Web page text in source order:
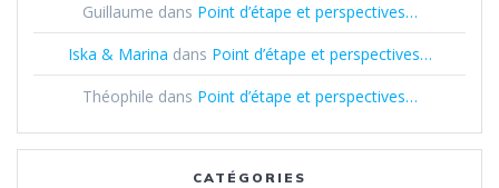
Guillaume dans Point d’étape et perspectives…
Iska & Marina dans Point d’étape et perspectives…
Théophile dans Point d’étape et perspectives…
CATÉGORIES